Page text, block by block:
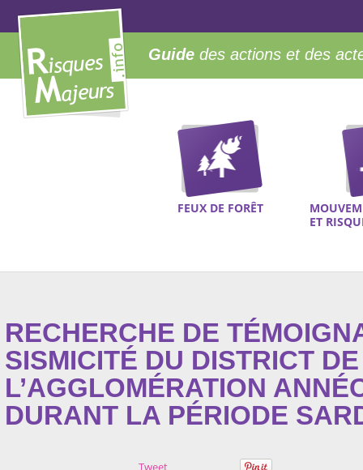
Guide des actions et des
FEUX DE FORÊT
ET
RECHERCHE DE
SISMICITÉ DU DISTRICT DE
L’AGGLOMÉRATION
DURANT LA PÉRIODE
Tweet